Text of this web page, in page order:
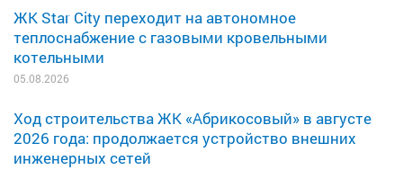
ЖК Star City переходит на автономное
теплоснабжение с газовыми кровельными
котельными
05.08.2026
Ход строительства ЖК «Абрикосовый» в августе
2026 года: продолжается устройство внешних
инженерных сетей